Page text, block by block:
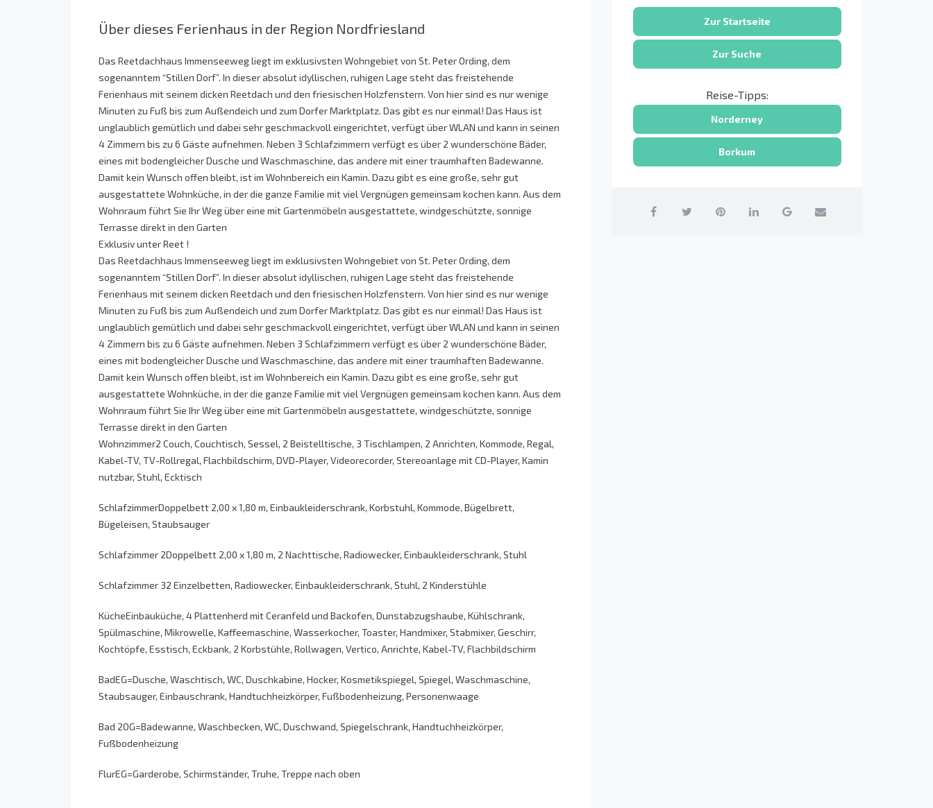
Über dieses Ferienhaus in der Region Nordfriesland
Das Reetdachhaus Immenseeweg liegt im exklusivsten Wohngebiet von St. Peter Ording, dem
sogenanntem “Stillen Dorf”. In dieser absolut idyllischen, ruhigen Lage steht das freistehende
Ferienhaus mit seinem dicken Reetdach und den friesischen Holzfenstern. Von hier sind es nur wenige
Minuten zu Fuß bis zum Außendeich und zum Dorfer Marktplatz. Das gibt es nur einmal! Das Haus ist
unglaublich gemütlich und dabei sehr geschmackvoll eingerichtet, verfügt über WLAN und kann in seinen
4 Zimmern bis zu 6 Gäste aufnehmen. Neben 3 Schlafzimmern verfügt es über 2 wunderschöne Bäder,
eines mit bodengleicher Dusche und Waschmaschine, das andere mit einer traumhaften Badewanne.
Damit kein Wunsch offen bleibt, ist im Wohnbereich ein Kamin. Dazu gibt es eine große, sehr gut
ausgestattete Wohnküche, in der die ganze Familie mit viel Vergnügen gemeinsam kochen kann. Aus dem
Wohnraum führt Sie Ihr Weg über eine mit Gartenmöbeln ausgestattete, windgeschützte, sonnige
Terrasse direkt in den Garten
Exklusiv unter Reet !
Das Reetdachhaus Immenseeweg liegt im exklusivsten Wohngebiet von St. Peter Ording, dem
sogenanntem “Stillen Dorf”. In dieser absolut idyllischen, ruhigen Lage steht das freistehende
Ferienhaus mit seinem dicken Reetdach und den friesischen Holzfenstern. Von hier sind es nur wenige
Minuten zu Fuß bis zum Außendeich und zum Dorfer Marktplatz. Das gibt es nur einmal! Das Haus ist
unglaublich gemütlich und dabei sehr geschmackvoll eingerichtet, verfügt über WLAN und kann in seinen
4 Zimmern bis zu 6 Gäste aufnehmen. Neben 3 Schlafzimmern verfügt es über 2 wunderschöne Bäder,
eines mit bodengleicher Dusche und Waschmaschine, das andere mit einer traumhaften Badewanne.
Damit kein Wunsch offen bleibt, ist im Wohnbereich ein Kamin. Dazu gibt es eine große, sehr gut
ausgestattete Wohnküche, in der die ganze Familie mit viel Vergnügen gemeinsam kochen kann. Aus dem
Wohnraum führt Sie Ihr Weg über eine mit Gartenmöbeln ausgestattete, windgeschützte, sonnige
Terrasse direkt in den Garten
Wohnzimmer2 Couch, Couchtisch, Sessel, 2 Beistelltische, 3 Tischlampen, 2 Anrichten, Kommode, Regal,
Kabel-TV, TV-Rollregal, Flachbildschirm, DVD-Player, Videorecorder, Stereoanlage mit CD-Player, Kamin
nutzbar, Stuhl, Ecktisch
SchlafzimmerDoppelbett 2,00 x 1,80 m, Einbaukleiderschrank, Korbstuhl, Kommode, Bügelbrett,
Bügeleisen, Staubsauger
Schlafzimmer 2Doppelbett 2,00 x 1,80 m, 2 Nachttische, Radiowecker, Einbaukleiderschrank, Stuhl
Schlafzimmer 32 Einzelbetten, Radiowecker, Einbaukleiderschrank, Stuhl, 2 Kinderstühle
KücheEinbauküche, 4 Plattenherd mit Ceranfeld und Backofen, Dunstabzugshaube, Kühlschrank,
Spülmaschine, Mikrowelle, Kaffeemaschine, Wasserkocher, Toaster, Handmixer, Stabmixer, Geschirr,
Kochtöpfe, Esstisch, Eckbank, 2 Korbstühle, Rollwagen, Vertico, Anrichte, Kabel-TV, Flachbildschirm
BadEG=Dusche, Waschtisch, WC, Duschkabine, Hocker, Kosmetikspiegel, Spiegel, Waschmaschine,
Staubsauger, Einbauschrank, Handtuchheizkörper, Fußbodenheizung, Personenwaage
Bad 2OG=Badewanne, Waschbecken, WC, Duschwand, Spiegelschrank, Handtuchheizkörper,
Fußbodenheizung
FlurEG=Garderobe, Schirmständer, Truhe, Treppe nach oben
Zur Startseite
Zur Suche
Reise-Tipps:
Norderney
Borkum